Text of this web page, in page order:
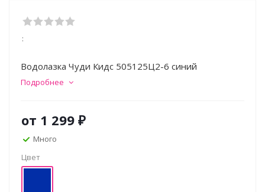
:
Водолазка Чуди Кидс 505125Ц2-6 синий
Подробнее
от 1 299 ₽
Много
Цвет